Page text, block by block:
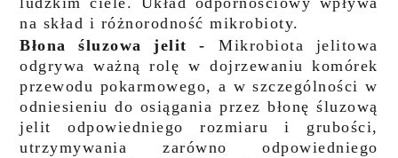
na skład i różnorodność mikrobioty.
Błona śluzowa jelit -
Mikrobiota jelitowa
odgrywa ważną rolę w dojrzewaniu komórek
przewodu pokarmowego, a w szczególności w
odniesieniu do osiągania przez błonę śluzową
jelit odpowiedniego rozmiaru i grubości,
utrzymywania zarówno odpowiedniego